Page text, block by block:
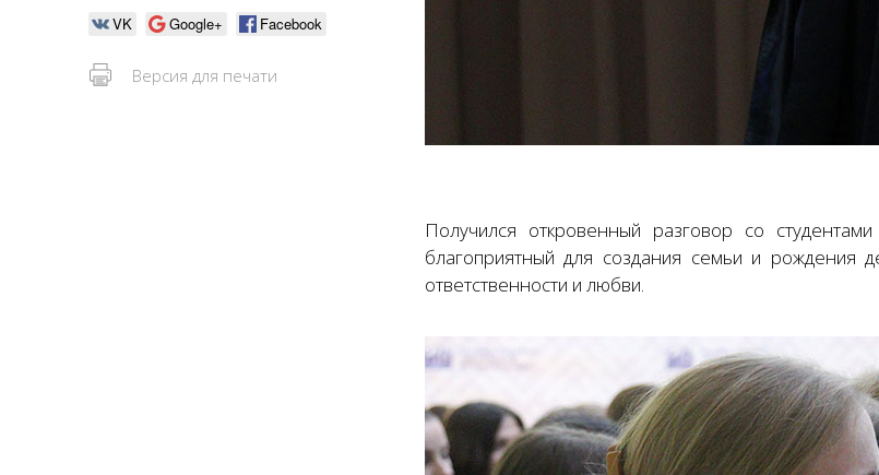
VK Google+ Facebook
Версия для печати
Получился откровенный разговор со
благоприятный для создания семьи и рождения
ответственности и любви.